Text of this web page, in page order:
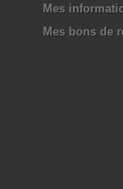
Mes
Mes bons de